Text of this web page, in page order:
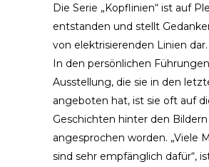
Die Serie „Kopflinien“ ist auf
entstanden und stellt
von elektrisierenden Linien dar.
In den persönlichen
Ausstellung, die sie in den
angeboten hat, ist sie oft auf
Geschichten hinter den Bildern
angesprochen worden. „Viele
sind sehr empfänglich dafür“,